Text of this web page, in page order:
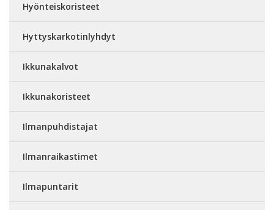
Hyönteiskoristeet
Hyttyskarkotinlyhdyt
Ikkunakalvot
Ikkunakoristeet
Ilmanpuhdistajat
Ilmanraikastimet
Ilmapuntarit